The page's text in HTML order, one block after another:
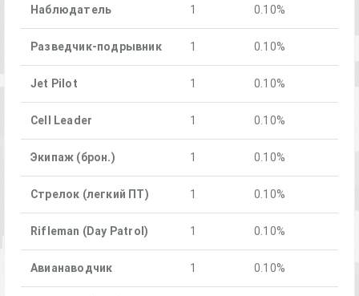
Наблюдатель 1 0.10%
Разведчик-подрывник 1 0.10%
Jet Pilot 1 0.10%
Cell Leader 1 0.10%
Экипаж (брон.) 1 0.10%
Стрелок (легкий ПТ) 1 0.10%
Rifleman (Day Patrol) 1 0.10%
Авианаводчи к 1 0.10%